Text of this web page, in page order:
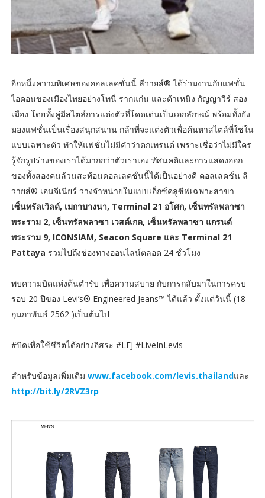
อีกหนึ่งความพิเศษของคอลเลคชั่นนี้ ลีวายส์® ได้ร่วมงานกับแฟชั่น
ไอคอนของเมืองไทยอย่างโทนี่ รากแก่น และต้าเหนิง กัญญาวีร์ สอง
เมือง โดยทั้งคู่มีสไตล์การแต่งตัวที่โดดเด่นเป็นเอกลักษณ์ พร้อมทั้งยัง
มองแฟชั่นเป็นเรื่องสนุกสนาน กล้าที่จะแต่งตัวเพื่อค้นหาสไตล์ที่ใช่ใน
แบบเฉพาะตัว ทำให้แฟชั่นไม่มีคำว่าตกเทรนด์ เพราะเชื่อว่าไม่มีใคร
รู้จักรูปร่างของเราได้มากกว่าตัวเราเอง ทัศนคติและการแสดงออก
ของทั้งสองคนล้วนสะท้อนคอลเลคชั่นนี้ได้เป็นอย่างดี คอลเลคชั่น ลี
วายส์® เอนจีเนียร์ วางจำหน่ายในแบบเอ็กซ์คลูซีฟเฉพาะสาขา
เซ็นทรัลเวิลด์, เมกาบางนา, Terminal 21 อโศก, เซ็นทรัลพลาซา
พระราม 2, เซ็นทรัลพลาซา เวสต์เกต, เซ็นทรัลพลาซา แกรนด์
พระราม 9, ICONSIAM, Seacon Square และ Terminal 21
Pattaya รวมไปถึงช่องทางออนไลน์ตลอด 24 ชั่วโมง
พบความบิดแห่งต้นตำรับ เพื่อความสบาย กับการกลับมาในการครบ
รอบ 20 ปีของ Levi’s® Engineered Jeans™ ได้แล้ว ตั้งแต่วันนี้ (18
กุมภาพันธ์ 2562 )เป็นต้นไป
#บิดเพื่อใช้ชีวิตได้อย่างอิสระ #LEJ #LiveInLevis
สำหรับข้อมูลเพิ่มเติม www.facebook.com/levis.thailandและ
http://bit.ly/2RVZ3rp